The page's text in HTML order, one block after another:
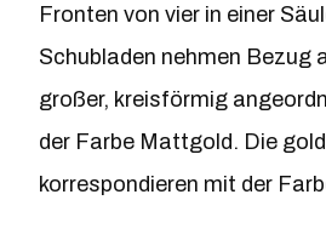
Fronten von vier in einer
Schubladen nehmen Bezug
großer, kreisförmig
der Farbe Mattgold. Die
korrespondieren mit der